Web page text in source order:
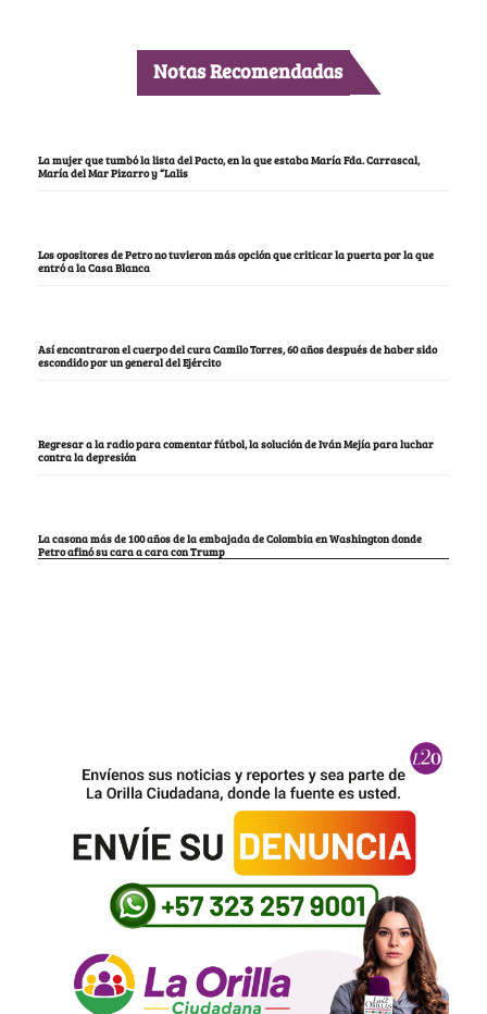
Notas Recomendadas
La mujer que tumbó la lista del Pacto, en la que estaba María Fda. Carrascal,
María del Mar Pizarro y “Lalis
Los opositores de Petro no tuvieron más opción que criticar la puerta por la que
entró a la Casa Blanca
Así encontraron el cuerpo del cura Camilo Torres, 60 años después de haber sido
escondido por un general del Ejército
Regresar a la radio para comentar fútbol, la solución de Iván Mejía para luchar
contra la depresión
La casona más de 100 años de la embajada de Colombia en Washington donde
Petro afinó su cara a cara con Trump